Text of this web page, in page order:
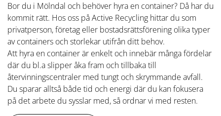
Bor du i Mölndal och behöver hyra en container? Då har du
kommit rätt. Hos oss på Active Recycling hittar du som
privatperson, företag eller bostadsrättsförening olika typer
av containers och storlekar utifrån ditt behov.
Att hyra en container är enkelt och innebär många fördelar
där du bl.a slipper åka fram och tillbaka till
återvinningscentraler med tungt och skrymmande avfall.
Du sparar alltså både tid och energi där du kan fokusera
på det arbete du sysslar med, så ordnar vi med resten.